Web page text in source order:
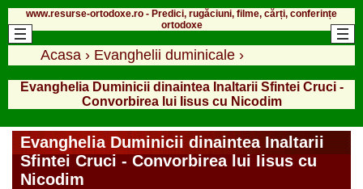
www.resurse-ortodoxe.ro - Predici, rugăciuni, filme, cărți, conferințe
ortodoxe
Acasa › Evanghelii duminicale ›
Evanghelia Duminicii dinaintea Inaltarii Sfintei Cruci -
Convorbirea lui Iisus cu Nicodim
Evanghelia Duminicii dinaintea Inaltarii
Sfintei Cruci - Convorbirea lui Iisus cu
Nicodim